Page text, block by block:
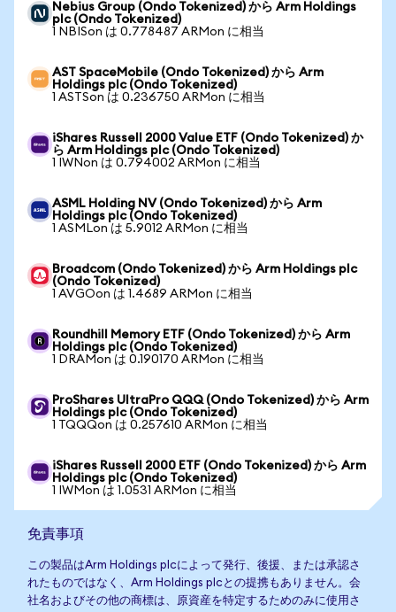
Nebius Group (Ondo Tokenized) から Arm Holdings
plc (Ondo Tokenized)
1 NBISon は 0.778487 ARMon に相当
AST SpaceMobile (Ondo Tokenized) から Arm
Holdings plc (Ondo Tokenized)
1 ASTSon は 0.236750 ARMon に相当
iShares Russell 2000 Value ETF (Ondo Tokenized) か
ら Arm Holdings plc (Ondo Tokenized)
1 IWNon は 0.794002 ARMon に相当
ASML Holding NV (Ondo Tokenized) から Arm
Holdings plc (Ondo Tokenized)
1 ASMLon は 5.9012 ARMon に相当
Broadcom (Ondo Tokenized) から Arm Holdings plc
(Ondo Tokenized)
1 AVGOon は 1.4689 ARMon に相当
Roundhill Memory ETF (Ondo Tokenized) から Arm
Holdings plc (Ondo Tokenized)
1 DRAMon は 0.190170 ARMon に相当
ProShares UltraPro QQQ (Ondo Tokenized) から Arm
Holdings plc (Ondo Tokenized)
1 TQQQon は 0.257610 ARMon に相当
iShares Russell 2000 ETF (Ondo Tokenized) から Arm
Holdings plc (Ondo Tokenized)
1 IWMon は 1.0531 ARMon に相当
免責事項
この製品はArm Holdings plcによって発行、後援、または承認さ
れたものではなく、Arm Holdings plcとの提携もありません。会
社名およびその他の商標は、原資産を特定するためのみに使用さ